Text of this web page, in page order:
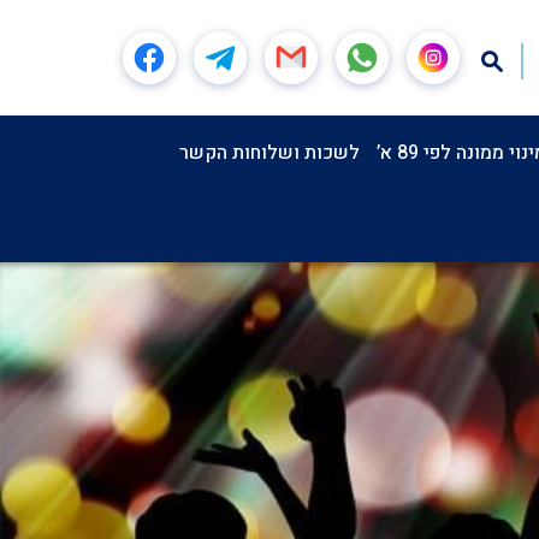
ממונה לפי 89 א’ לשכות ושלוחות הקשר